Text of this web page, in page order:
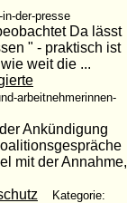
der-presse
Da lässt
" - praktisch ist
weit die ...
arbeitnehmerinnen-
Ankündigung
mit der Annahme,
Kategorie: